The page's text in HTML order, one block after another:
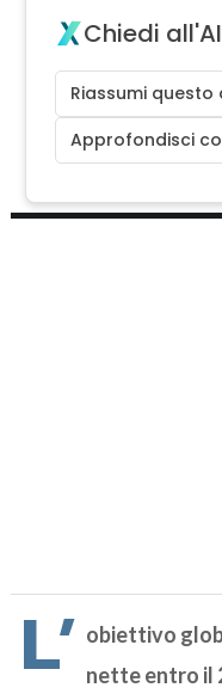
Chiedi all'AI
Riassumi
Approfondisci
L’ obiettivo
nette entro il